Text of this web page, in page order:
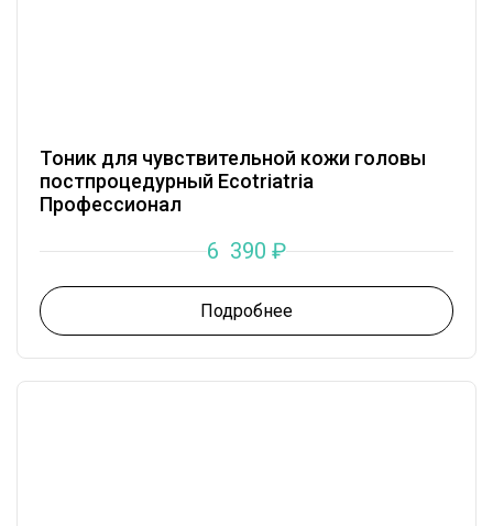
Тоник для чувствительной кожи головы
постпроцедурный Ecotriatria
Профессионал
6 390 ₽
Подробнее